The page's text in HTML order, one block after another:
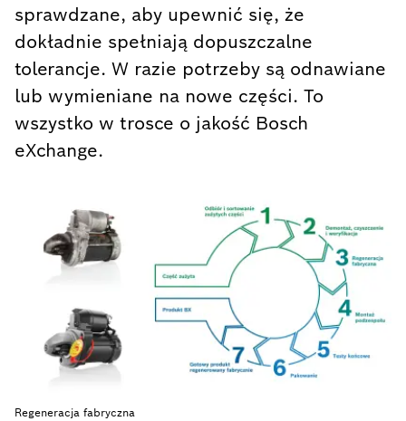
sprawdzane, aby upewnić się, że
dokładnie spełniają dopuszczalne
tolerancje. W razie potrzeby są odnawiane
lub wymieniane na nowe części. To
wszystko w trosce o jakość Bosch
eXchange.
Regeneracja fabryczna